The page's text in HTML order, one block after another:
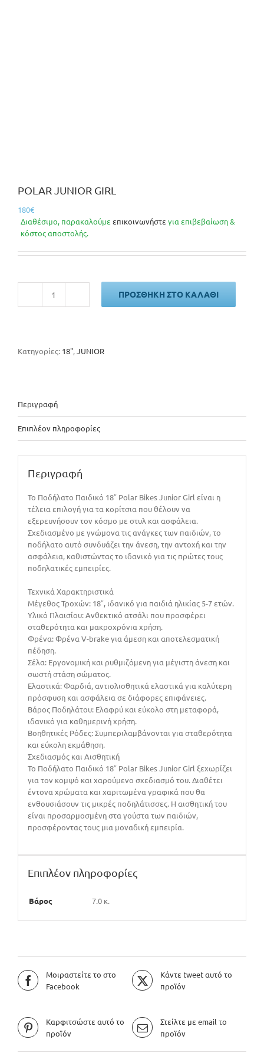
POLAR JUNIOR GIRL
180€
Διαθέσιμο, παρακαλούμε επικοινωνήστε για επιβεβαίωση &
κόστος αποστολής.
POLAR
ΠΡΟΣΘΉΚΗ ΣΤΟ ΚΑΛΆΘΙ
Κατηγορίες: 18",JUNIOR
Περιγραφή
Επιπλέον πληροφορίες
Περιγραφή
Το Ποδήλατο Παιδικό 18″ Polar Bikes Junior Girl είναι η
τέλεια επιλογή για τα κορίτσια που θέλουν να
εξερευνήσουν τον κόσμο με στυλ και ασφάλεια.
Σχεδιασμένο με γνώμονα τις ανάγκες των παιδιών, το
ποδήλατο αυτό συνδυάζει την άνεση, την αντοχή και την
ασφάλεια, καθιστώντας το ιδανικό για τις πρώτες τους
ποδηλατικές εμπειρίες.
Τεχνικά Χαρακτηριστικά
Μέγεθος Τροχών: 18″, ιδανικό για παιδιά ηλικίας 5-7 ετών.
Υλικό Πλαισίου: Ανθεκτικό ατσάλι που προσφέρει
σταθερότητα και μακροχρόνια χρήση.
Φρένα: Φρένα V-brake για άμεση και αποτελεσματική
πέδηση.
Σέλα: Εργονομική και ρυθμιζόμενη για μέγιστη άνεση και
σωστή στάση σώματος.
Ελαστικά: Φαρδιά, αντιολισθητικά ελαστικά για καλύτερη
πρόσφυση και ασφάλεια σε διάφορες επιφάνειες.
Βάρος Ποδηλάτου: Ελαφρύ και εύκολο στη μεταφορά,
ιδανικό για καθημερινή χρήση.
Βοηθητικές Ρόδες: Συμπεριλαμβάνονται για σταθερότητα
και εύκολη εκμάθηση.
Σχεδιασμός και Αισθητική
Το Ποδήλατο Παιδικό 18″ Polar Bikes Junior Girl ξεχωρίζει
για τον κομψό και χαρούμενο σχεδιασμό του. Διαθέτει
έντονα χρώματα και χαριτωμένα γραφικά που θα
ενθουσιάσουν τις μικρές ποδηλάτισσες. Η αισθητική του
είναι προσαρμοσμένη στα γούστα των παιδιών,
προσφέροντας τους μια μοναδική εμπειρία.
Επιπλέον πληροφορίες
Βάρος 7.0 κ.
Μοιραστείτε το στο
Facebook
Κάντε tweet αυτό το
προϊόν
Καρφιτσώστε αυτό το
προϊόν
Στείλτε με email το
προϊόν